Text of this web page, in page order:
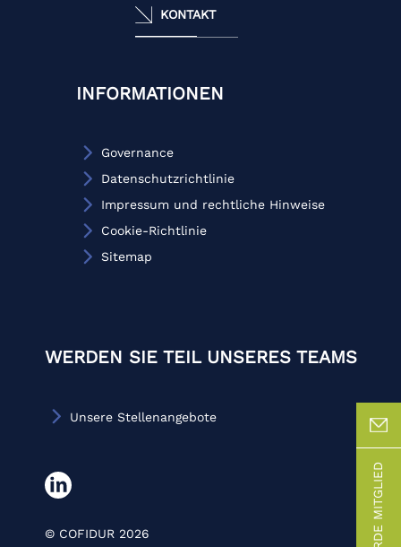
WERDE MITGLIED
KONTAKT
INFORMATIONEN
Governance
Datenschutzrichtlinie
Impressum und rechtliche Hinweise
Cookie-Richtlinie
Sitemap
WERDEN SIE TEIL UNSERES TEAMS
Unsere Stellenangebote
© COFIDUR 2026